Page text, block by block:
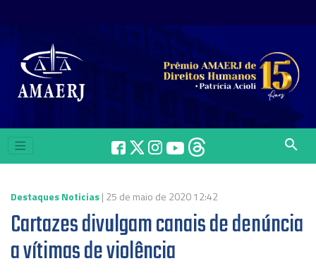
search
Destaques Noticias| 25 de maio de 2020 12:42
Cartazes divulgam canais de denúncia
a vítimas de violência